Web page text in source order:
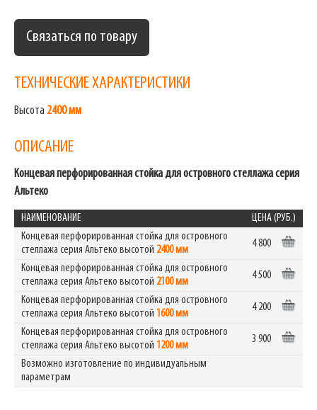
Связаться по товару
ТЕХНИЧЕСКИЕ ХАРАКТЕРИСТИКИ
Высота 2400 мм
ОПИСАНИЕ
Концевая перфорированная стойка для островного стеллажа серия
Альтеко
НАИМЕНОВАНИЕ
ЦЕНА (РУБ.)
Концевая перфорированная стойка для островного
стеллажа серия Альтеко высотой 2400 мм
4 800
Концевая перфорированная стойка для островного
стеллажа серия Альтеко высотой 2100 мм
4 500
Концевая перфорированная стойка для островного
стеллажа серия Альтеко высотой 1600 мм
4 200
Концевая перфорированная стойка для островного
стеллажа серия Альтеко высотой 1200 мм
3 900
Возможно изготовление по индивидуальным
параметрам